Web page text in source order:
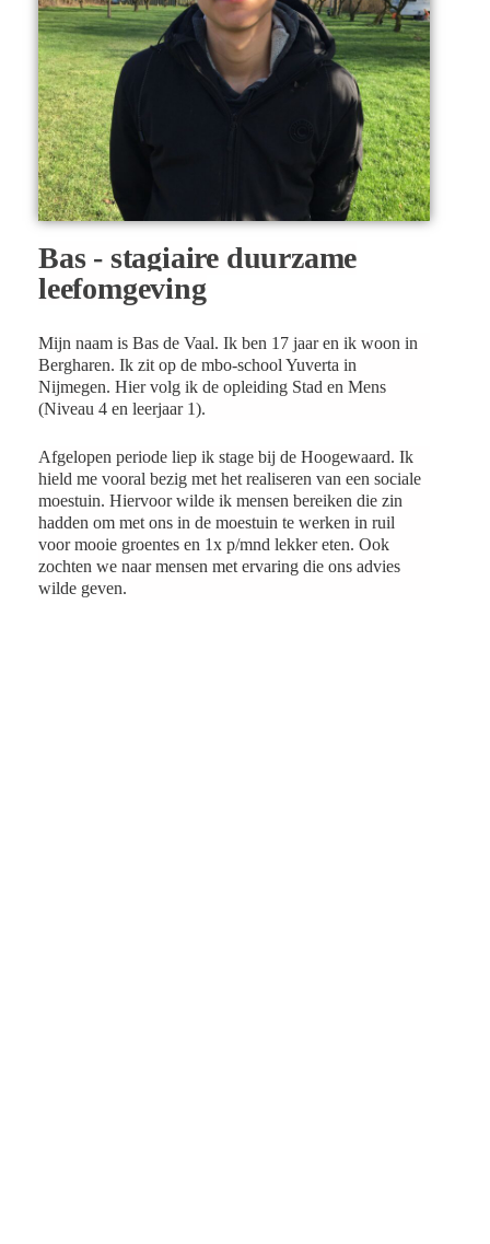
Bas - stagiaire duurzame
leefomgeving
Mijn naam is Bas de Vaal. Ik ben 17 jaar en ik woon in
Bergharen. Ik zit op de mbo-school Yuverta in
Nijmegen. Hier volg ik de opleiding Stad en Mens
(Niveau 4 en leerjaar 1).
Afgelopen periode liep ik stage bij de Hoogewaard. Ik
hield me vooral bezig met het realiseren van een sociale
moestuin. Hiervoor wilde ik mensen bereiken die zin
hadden om met ons in de moestuin te werken in ruil
voor mooie groentes en 1x p/mnd lekker eten. Ook
zochten we naar mensen met ervaring die ons advies
wilde geven.